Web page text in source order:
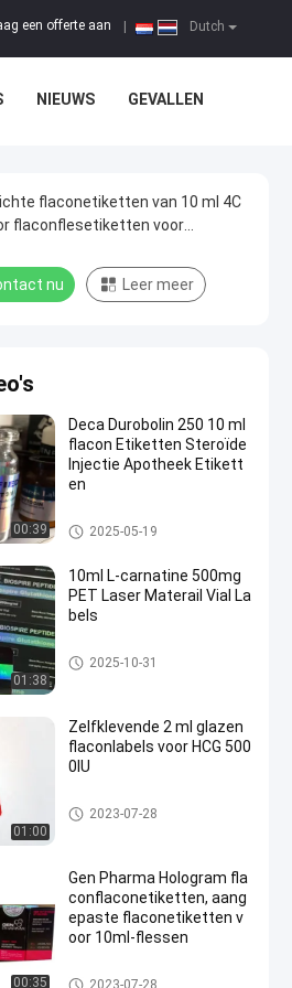
Dutch
een offerte aan
NIEUWS GEVALLEN
flaconetiketten van 10 ml 4C
flaconflesetiketten voor
nu Leer meer
00:39
Deca Durobolin 250 10 ml
flacon Etiketten Steroïde
Injectie Apotheek Etikett
en
10mL flesjeetiketten
2025-05-19
01:38
10ml L-carnatine 500mg
PET Laser Materail Vial La
bels
Etiketten van de injectieflacon
2025-10-31
01:00
Zelfklevende 2 ml glazen
flaconlabels voor HCG 500
0IU
Etiketten van de injectieflacon
2023-07-28
00:35
Gen Pharma Hologram fla
conflaconetiketten, aang
epaste flaconetiketten v
oor 10ml-flessen
Etiketten van de injectieflacon
2023-07-28